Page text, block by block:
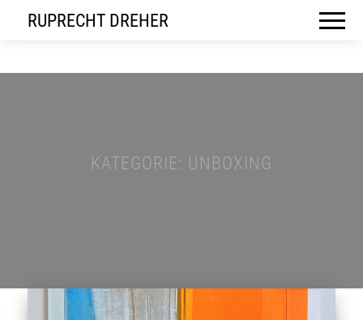
RUPRECHT DREHER
KATEGORIE: UNBOXING